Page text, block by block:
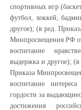
спортивных игр
футбол, хоккей,
другое); (в ред.
Минпросвещения РФ
воспитание
выдержка и другое); (в
Приказа
воспитание
гордости за
достижения